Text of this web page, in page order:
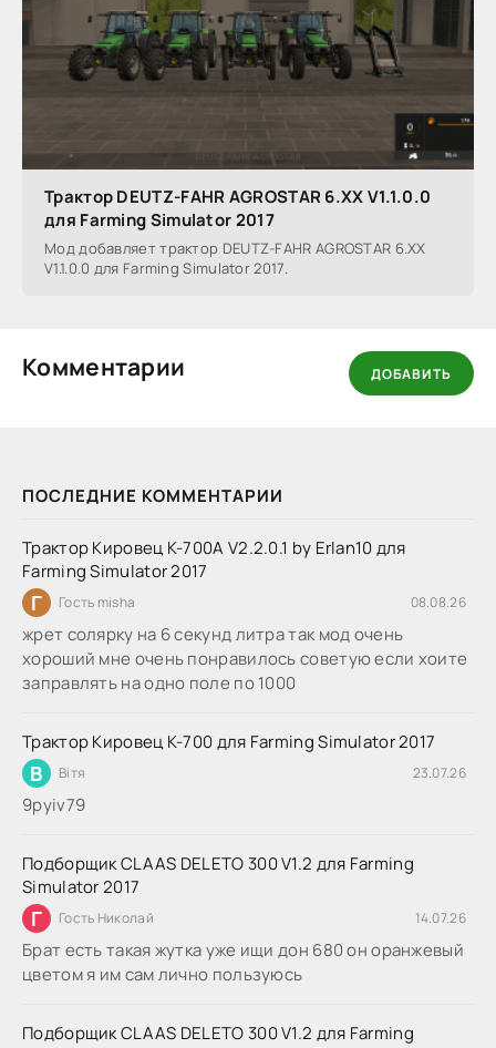
ПОСЛЕДНИЕ КОММЕНТАРИИ
Трактор Кировец К-700А V2.2.0.1 by Erlan10 для
Farming Simulator 2017
Г Гость misha 08.08.26
жрет солярку на 6 секунд литра так мод очень
хороший мне очень понравилось советую если хоите
заправлять на одно поле по 1000
Трактор Кировец К-700 для Farming Simulator 2017
В Вітя 23.07.26
9руіv79
Подборщик CLAAS DELETO 300 V1.2 для Farming
Simulator 2017
Г Гость Николай 14.07.26
Брат есть такая жутка уже ищи дон 680 он оранжевый
цветом я им сам лично пользуюсь
Подборщик CLAAS DELETO 300 V1.2 для Farming
Трактор DEUTZ-FAHR AGROSTAR 6.XX V1.1.0.0
для Farming Simulator 2017
Мод добавляет трактор DEUTZ-FAHR AGROSTAR 6.XX
V1.1.0.0 для Farming Simulator 2017.
Комментарии ДОБАВИТЬ